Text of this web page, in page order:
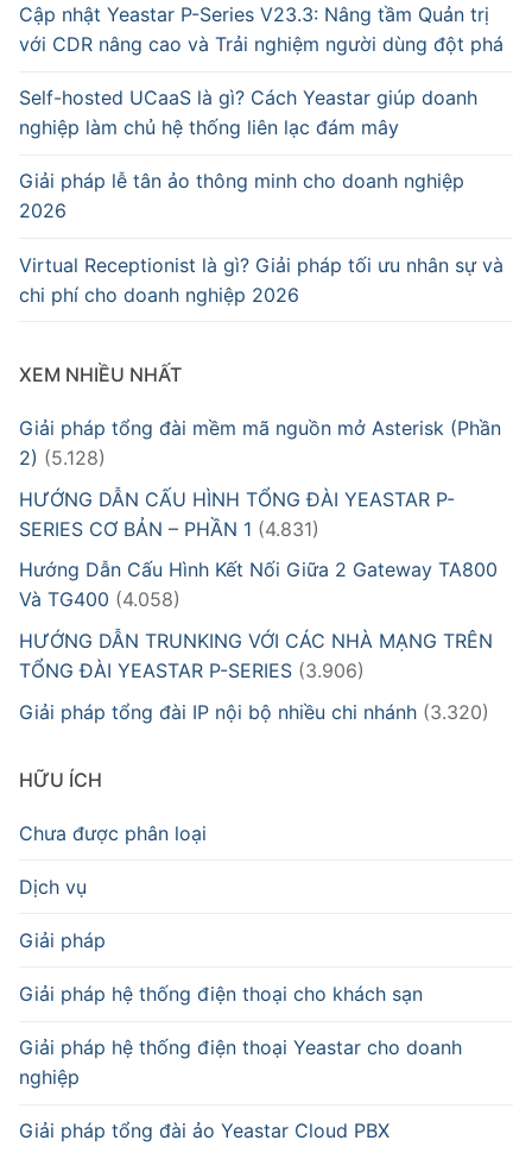
Cập nhật Yeastar P-Series V23.3: Nâng tầm Quản trị
với CDR nâng cao và Trải nghiệm người dùng đột phá
Self-hosted UCaaS là gì? Cách Yeastar giúp doanh
nghiệp làm chủ hệ thống liên lạc đám mây
Giải pháp lễ tân ảo thông minh cho doanh nghiệp
2026
Virtual Receptionist là gì? Giải pháp tối ưu nhân sự và
chi phí cho doanh nghiệp 2026
XEM NHIỀU NHẤT
Giải pháp tổng đài mềm mã nguồn mở Asterisk (Phần
2) (5.128)
HƯỚNG DẪN CẤU HÌNH TỔNG ĐÀI YEASTAR P-
SERIES CƠ BẢN – PHẦN 1 (4.831)
Hướng Dẫn Cấu Hình Kết Nối Giữa 2 Gateway TA800
Và TG400 (4.058)
HƯỚNG DẪN TRUNKING VỚI CÁC NHÀ MẠNG TRÊN
TỔNG ĐÀI YEASTAR P-SERIES (3.906)
Giải pháp tổng đài IP nội bộ nhiều chi nhánh (3.320)
HỮU ÍCH
Chưa được phân loại
Dịch vụ
Giải pháp
Giải pháp hệ thống điện thoại cho khách sạn
Giải pháp hệ thống điện thoại Yeastar cho doanh
nghiệp
Giải pháp tổng đài ảo Yeastar Cloud PBX